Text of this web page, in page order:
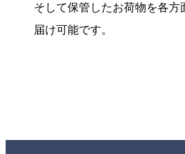
そして保管したお荷物を各方
届け可能です。